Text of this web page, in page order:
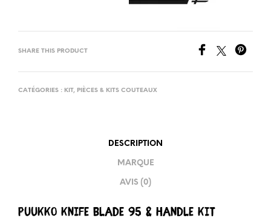
SHARE THIS PRODUCT
CATÉGORIES : KIT, PIÈCES & KITS COUTEAUX
DESCRIPTION
MARQUE
AVIS (0)
Puukko Knife Blade 95 & Handle Kit